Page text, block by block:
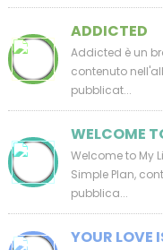
ADDICTED
Addicted è un
contenuto
pubblicat...
WELCOME
Welcome to My
Simple Plan,
pubblica...
YOUR LOVE